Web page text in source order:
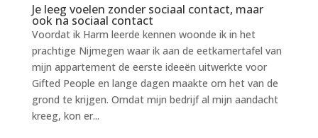
Je leeg voelen zonder sociaal contact, maar
ook na sociaal contact
Voordat ik Harm leerde kennen woonde ik in het
prachtige Nijmegen waar ik aan de eetkamertafel van
mijn appartement de eerste ideeën uitwerkte voor
Gifted People en lange dagen maakte om het van de
grond te krijgen. Omdat mijn bedrijf al mijn aandacht
kreeg, kon er...